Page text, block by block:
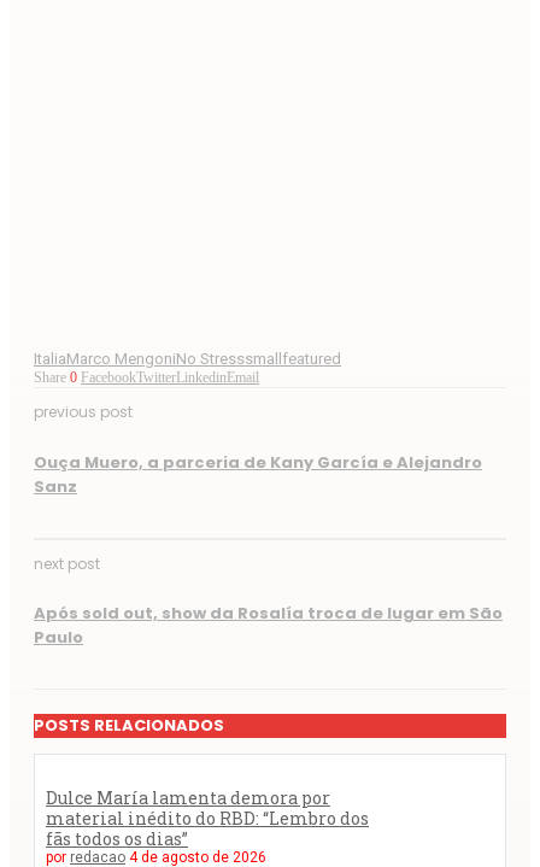
ItaliaMarco MengoniNo Stresssmallfeatured
Share 0 FacebookTwitter Linkedin Email
previous post
Ouça Muero, a parceria de Kany García e Alejandro
Sanz
next post
Após sold out, show da Rosalía troca de lugar em São
Paulo
POSTS RELACIONADOS
Dulce María lamenta demora por
material inédito do RBD: “Lembro dos
fãs todos os dias”
por redacao 4 de agosto de 2026